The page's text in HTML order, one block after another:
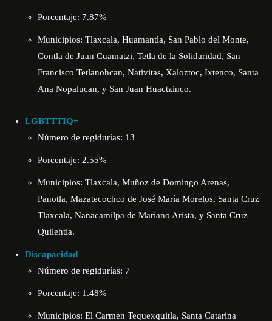
Porcentaje: 7.87%
Municipios: Tlaxcala, Huamantla, San Pablo del Monte,
Contla de Juan Cuamatzi, Tetla de la Solidaridad, San
Francisco Tetlanohcan, Nativitas, Xaloztoc, Ixtenco, Santa
Ana Nopalucan, y San Juan Huactzinco.
LGBTTTIQ+
Número de regidurías: 13
Porcentaje: 2.55%
Municipios: Tlaxcala, Muñoz de Domingo Arenas,
Panotla, Mazatecochco de José María Morelos, Santa Cruz
Tlaxcala, Nanacamilpa de Mariano Arista, y Santa Cruz
Quilehtla.
Discapacidad
Número de regidurías: 7
Porcentaje: 1.48%
Municipios: El Carmen Tequexquitla, Santa Catarina